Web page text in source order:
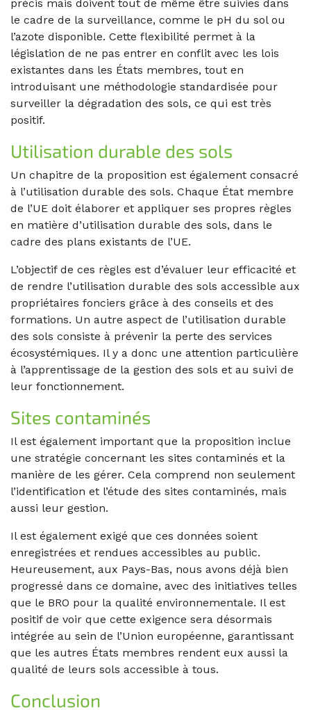
précis mais doivent tout de même être suivies dans
le cadre de la surveillance, comme le pH du sol ou
l’azote disponible. Cette flexibilité permet à la
législation de ne pas entrer en conflit avec les lois
existantes dans les États membres, tout en
introduisant une méthodologie standardisée pour
surveiller la dégradation des sols, ce qui est très
positif.
Utilisation durable des sols
Un chapitre de la proposition est également consacré
à l’utilisation durable des sols. Chaque État membre
de l’UE doit élaborer et appliquer ses propres règles
en matière d’utilisation durable des sols, dans le
cadre des plans existants de l’UE.
L’objectif de ces règles est d’évaluer leur efficacité et
de rendre l’utilisation durable des sols accessible aux
propriétaires fonciers grâce à des conseils et des
formations. Un autre aspect de l’utilisation durable
des sols consiste à prévenir la perte des services
écosystémiques. Il y a donc une attention particulière
à l’apprentissage de la gestion des sols et au suivi de
leur fonctionnement.
Sites contaminés
Il est également important que la proposition inclue
une stratégie concernant les sites contaminés et la
manière de les gérer. Cela comprend non seulement
l’identification et l’étude des sites contaminés, mais
aussi leur gestion.
Il est également exigé que ces données soient
enregistrées et rendues accessibles au public.
Heureusement, aux Pays-Bas, nous avons déjà bien
progressé dans ce domaine, avec des initiatives telles
que le BRO pour la qualité environnementale. Il est
positif de voir que cette exigence sera désormais
intégrée au sein de l’Union européenne, garantissant
que les autres États membres rendent eux aussi la
qualité de leurs sols accessible à tous.
Conclusion